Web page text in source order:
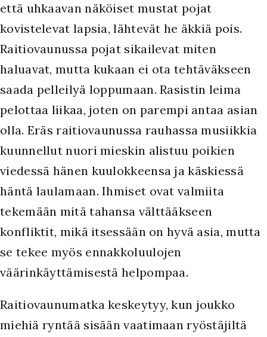
että uhkaavan näköiset mustat pojat
kovistelevat lapsia, lähtevät he äkkiä pois.
Raitiovaunussa pojat sikailevat miten
haluavat, mutta kukaan ei ota tehtäväkseen
saada pelleilyä loppumaan. Rasistin leima
pelottaa liikaa, joten on parempi antaa asian
olla. Eräs raitiovaunussa rauhassa musiikkia
kuunnellut nuori mieskin alistuu poikien
viedessä hänen kuulokkeensa ja käskiessä
häntä laulamaan. Ihmiset ovat valmiita
tekemään mitä tahansa välttääkseen
konfliktit, mikä itsessään on hyvä asia, mutta
se tekee myös ennakkoluulojen
väärinkäyttämisestä helpompaa.
Raitiovaunumatka keskeytyy, kun joukko
miehiä ryntää sisään vaatimaan ryöstäjiltä